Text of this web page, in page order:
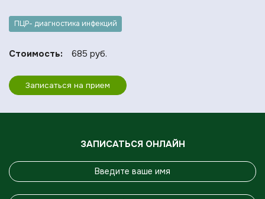
ПЦР- диагностика инфекций
Стоимость: 685 руб.
Записаться на прием
ЗАПИСАТЬСЯ ОНЛАЙН